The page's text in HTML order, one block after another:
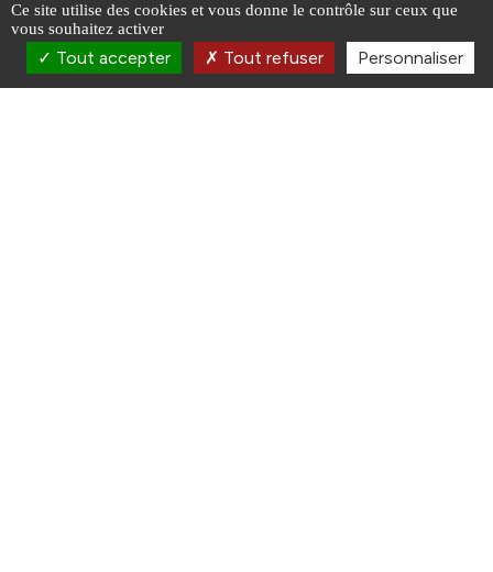
La lettre d’information
Ce site utilise des cookies et vous donne le contrôle sur ceux que
vous souhaitez activer
Tout accepter Tout refuser Personnaliser